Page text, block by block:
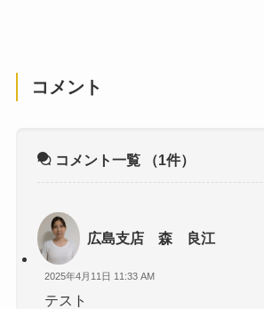
コメント
コメント一覧 （1件）
広島支店 森 良江
2025年4月11日 11:33 AM
テスト